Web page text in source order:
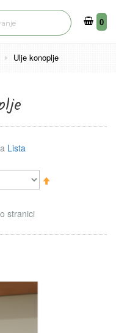
00
Ulje konoplje
Lista
Sortiraj
stranici